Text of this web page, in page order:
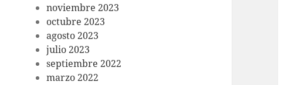
noviembre 2023
octubre 2023
agosto 2023
julio 2023
septiembre 2022
marzo 2022